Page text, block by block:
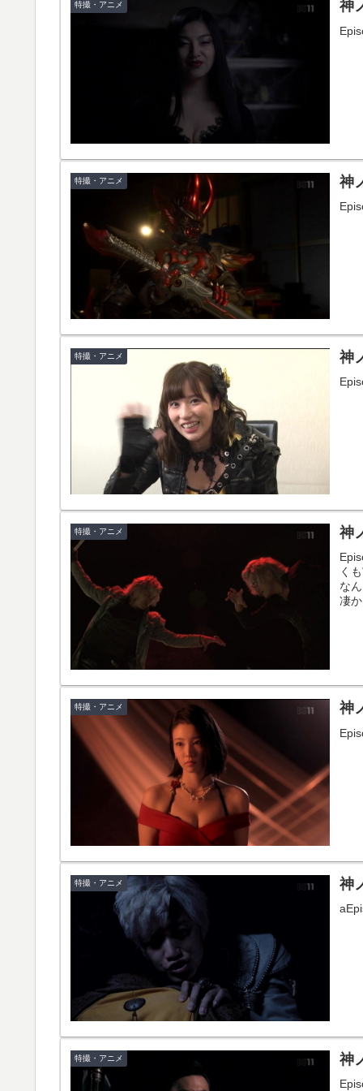
特撮・アニメ 神
特撮・アニメ 神
特撮・アニメ 神
特撮・アニメ 神
く
な
凄
特撮・アニメ 神
特撮・アニメ 神
特撮・アニメ 神